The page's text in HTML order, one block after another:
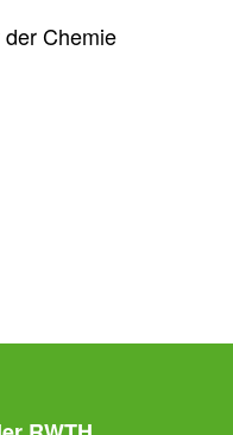
Chemie